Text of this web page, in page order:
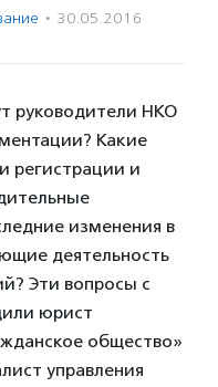
· 30.05.2016
руководители НКО
Какие
регистрации и
изменения в
деятельность
Эти вопросы с
юрист
общество»
управления